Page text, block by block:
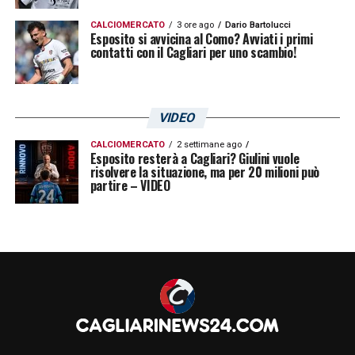
buon Cagliari, secondo meabbiamo
tantissime possibilità di vincere
cominciare una rimonta in classifica
LA PLAYLIST DELLE NOSTRE TOP NEWS
CALCIOMERCATO 3 ore ago Dario Bartolucci
Esposito si avvicina al Como? Avviati i primi
contatti con il Cagliari per uno scambio!
VIDEO
CALCIOMERCATO 2 settimane ago
Esposito resterà a Cagliari? Giulini vuole
risolvere la situazione, ma per 20 milioni può
partire – VIDEO